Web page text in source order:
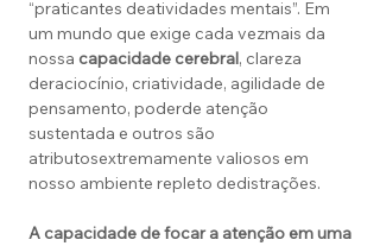
“praticantes deatividades mentais”. Em
um mundo que exige cada vezmais da
nossa capacidade cerebral, clareza
deraciocínio, criatividade, agilidade de
pensamento, poderde atenção
sustentada e outros são
atributosextremamente valiosos em
nosso ambiente repleto dedistrações.
A capacidade de focar a atenção em uma